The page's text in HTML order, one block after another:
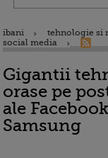
ibani
tehnologie si
social media
Gigantii
orase pe
ale
Samsung